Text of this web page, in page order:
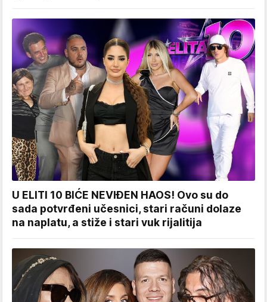
U ELITI 10 BIĆE NEVIĐEN HAOS! Ovo su do
sada potvrđeni učesnici, stari računi dolaze
na naplatu, a stiže i stari vuk rijalitija